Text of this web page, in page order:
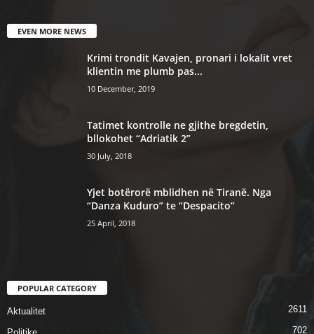
EVEN MORE NEWS
Krimi trondit Kavajen, pronari i lokalit vret
klientin me plumb pas...
10 December, 2019
Tatimet kontrolle ne gjithe bregdetin,
bllokohet “Adriatik 2”
30 July, 2018
Yjet botërorë mblidhen në Tiranë. Nga
“Danza Kuduro” te “Despacito”
25 April, 2018
POPULAR CATEGORY
Aktualitet 2611
702